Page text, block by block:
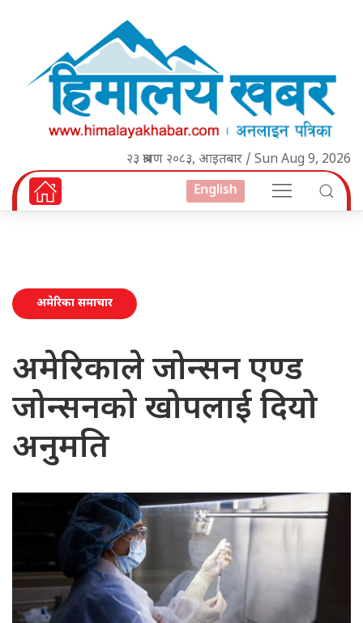
२३ श्रावण २०८३, आइतबार / Sun Aug 9, 2026
English
अमेरिका समाचार
अमेरिकाले जोन्सन एण्ड
जोन्सनको खोपलाई दियो
अनुमति